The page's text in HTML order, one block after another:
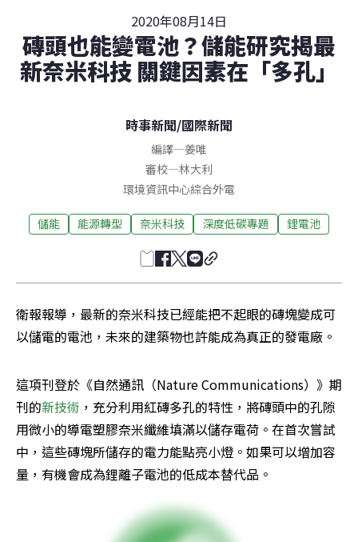
2020年08月14日
磚頭也能變電池？儲能研究揭最
新奈米科技 關鍵因素在「多孔」
時事新聞/國際新聞
編譯—姜唯
審校—林大利
環境資訊中心綜合外電
儲能 能源轉型 奈米科技 深度低碳專題 鋰電池
衛報報導，最新的奈米科技已經能把不起眼的磚塊變成可
以儲電的電池，未來的建築物也許能成為真正的發電廠。
這項刊登於《自然通訊（Nature Communications）》期
刊的新技術 ，充分利用紅磚多孔的特性，將磚頭中的孔隙
用微小的導電塑膠奈米纖維填滿以儲存電荷。在首次嘗試
中，這些磚塊所儲存的電力能點亮小燈。如果可以增加容
量，有機會成為鋰離子電池的低成本替代品。